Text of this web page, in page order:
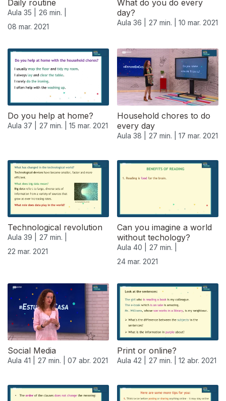
Daily routine
Aula 35 |
26 min. |
08 mar. 2021
What do you do every
day?
Aula 36 | 27 min. | 10 mar. 2021
Do you help at home?
Aula 37 | 27 min. | 15 mar. 2021
Household chores to do
every day
Aula 38 | 27 min. | 17 mar. 2021
Technological revolution
Aula 39 |
27 min. |
22 mar. 2021
Can you imagine a world
without techology?
Aula 40 |
27 min. |
24 mar. 2021
Social Media
Aula 41 | 27 min. | 07 abr. 2021
Print or online?
Aula 42 | 27 min. | 12 abr. 2021